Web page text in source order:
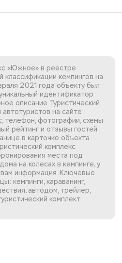
«Южное» в реестре
кемпингов на
2021 года объекту был
идентификатор
описание Туристический
на сайте
телефон, фотографии, схемы
рейтинг и отзывы гостей
в карточке объекта.
комплекс
места под
на колесах в кемпинге, у
информация. Ключевые
кемпинги, караванинг,
автодом, трейлер,
комплект